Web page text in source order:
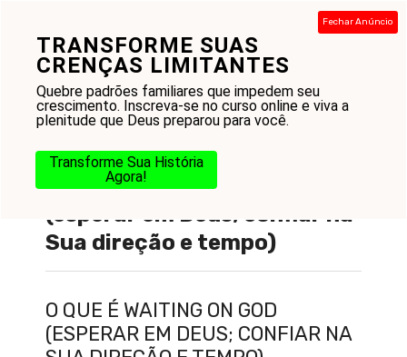
TRANSFORME SUAS
CRENÇAS LIMITANTES
Quebre padrões familiares que impedem seu
crescimento. Inscreva-se no curso online e viva a
plenitude que Deus preparou para você.
Transforme Sua História
Agora!
Fechar Anúncio
conteúdo
O que é : Waiting on God
(esperar em Deus; confiar na
Sua direção e tempo)
O QUE É WAITING ON GOD
(ESPERAR EM DEUS; CONFIAR NA